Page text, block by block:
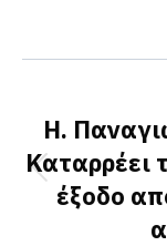
Η.
Καταρρέει
έξοδο